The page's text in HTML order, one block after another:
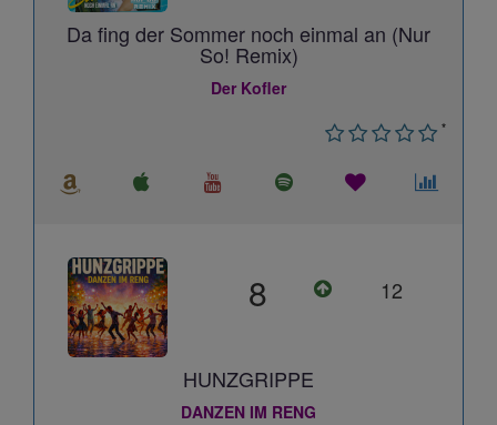
Da fing der Sommer noch einmal an (Nur
So! Remix)
Der Kofler
*
8 12
HUNZGRIPPE
DANZEN IM RENG